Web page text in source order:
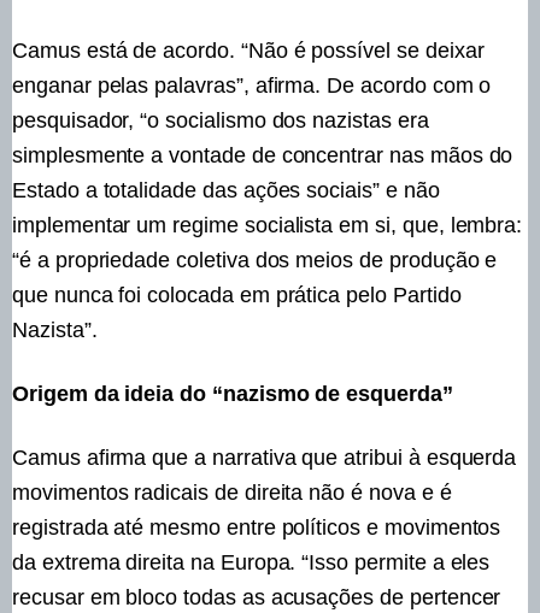
Camus está de acordo. “Não é possível se deixar
enganar pelas palavras”, afirma. De acordo com o
pesquisador, “o socialismo dos nazistas era
simplesmente a vontade de concentrar nas mãos do
Estado a totalidade das ações sociais” e não
implementar um regime socialista em si, que, lembra:
“é a propriedade coletiva dos meios de produção e
que nunca foi colocada em prática pelo Partido
Nazista”.
Origem da ideia do “nazismo de esquerda”
Camus afirma que a narrativa que atribui à esquerda
movimentos radicais de direita não é nova e é
registrada até mesmo entre políticos e movimentos
da extrema direita na Europa. “Isso permite a eles
recusar em bloco todas as acusações de pertencer